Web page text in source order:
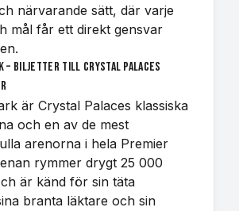
närvarande sätt, där varje
mål får ett direkt gensvar
– biljetter till Crystal Palaces
är Crystal Palaces klassiska
och en av de mest
arenorna i hela Premier
rymmer drygt 25 000
är känd för sin täta
branta läktare och sin